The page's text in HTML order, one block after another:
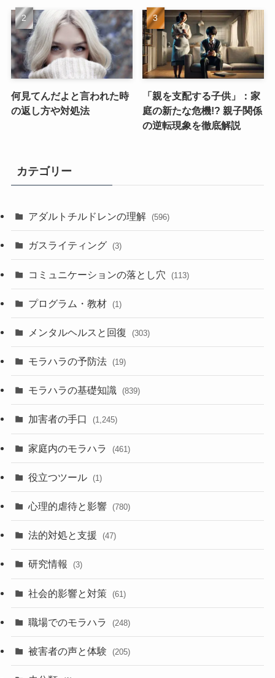
何見てんだよと言われた時
の返し方や対処法
「親を支配する子供」：家
庭の新たな危機!? 親子関係
の逆転現象を徹底解説
カテゴリー
アダルトチルドレンの理解 (596)
ガスライティング (3)
コミュニケーションの落とし穴 (113)
プログラム・教材 (1)
メンタルヘルスと回復 (303)
モラハラの予防法 (19)
モラハラの基礎知識 (839)
加害者の手口 (1,245)
家庭内のモラハラ (461)
役立つツール (1)
心理的虐待と影響 (780)
法的対処と支援 (47)
研究情報 (3)
社会的影響と対策 (61)
職場でのモラハラ (248)
被害者の声と体験 (205)